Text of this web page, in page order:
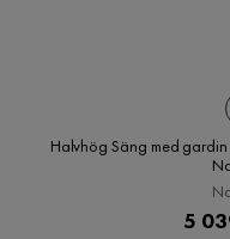
Halvhög Säng med
5